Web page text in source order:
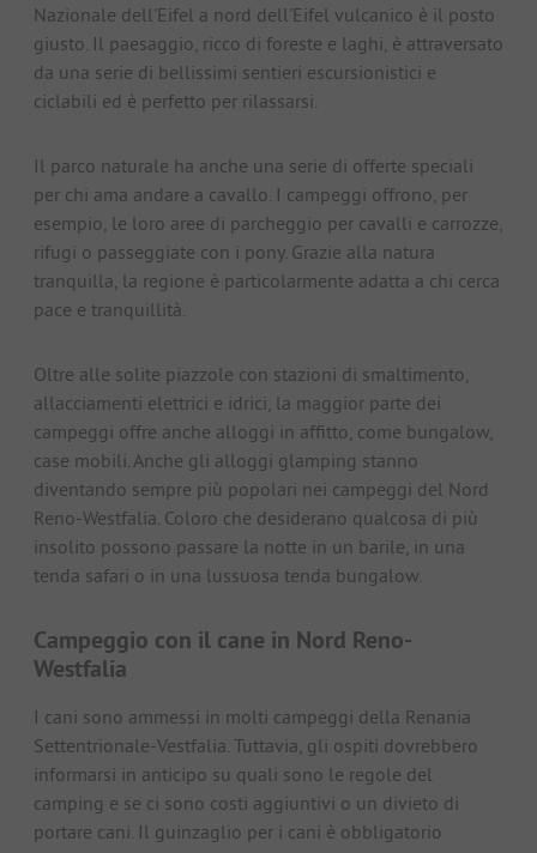
Nazionale dell'Eifel a nord dell'Eifel vulcanico è il posto
giusto. Il paesaggio, ricco di foreste e laghi, è attraversato
da una serie di bellissimi sentieri escursionistici e
ciclabili ed è perfetto per rilassarsi.
Il parco naturale ha anche una serie di offerte speciali
per chi ama andare a cavallo. I campeggi offrono, per
esempio, le loro aree di parcheggio per cavalli e carrozze,
rifugi o passeggiate con i pony. Grazie alla natura
tranquilla, la regione è particolarmente adatta a chi cerca
pace e tranquillità.
Oltre alle solite piazzole con stazioni di smaltimento,
allacciamenti elettrici e idrici, la maggior parte dei
campeggi offre anche alloggi in affitto, come bungalow,
case mobili. Anche gli alloggi glamping stanno
diventando sempre più popolari nei campeggi del Nord
Reno-Westfalia. Coloro che desiderano qualcosa di più
insolito possono passare la notte in un barile, in una
tenda safari o in una lussuosa tenda bungalow.
Campeggio con il cane in Nord Reno-
Westfalia
I cani sono ammessi in molti campeggi della Renania
Settentrionale-Vestfalia. Tuttavia, gli ospiti dovrebbero
informarsi in anticipo su quali sono le regole del
camping e se ci sono costi aggiuntivi o un divieto di
portare cani. Il guinzaglio per i cani è obbligatorio